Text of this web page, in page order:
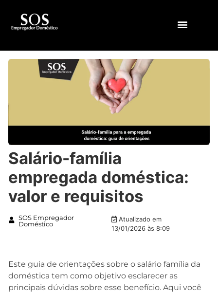
Salário-família
empregada doméstica:
valor e requisitos
SOS Empregador
Doméstico
Atualizado em
13/01/2026 às 8:09
Este guia de orientações sobre o salário família da
doméstica tem como objetivo esclarecer as
principais dúvidas sobre esse benefício. Aqui você